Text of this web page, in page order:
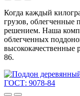
Когда каждый
грузов, облегченные
решением. Наша
облегченных
высококачественные
86.